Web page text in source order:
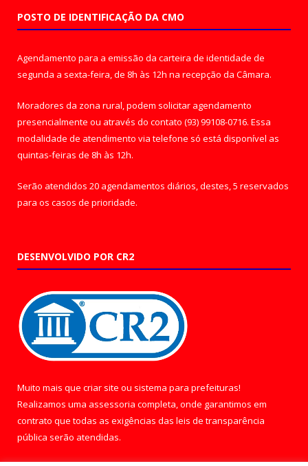
POSTO DE IDENTIFICAÇÃO DA CMO
Agendamento para a emissão da carteira de identidade de
segunda a sexta-feira, de 8h às 12h na recepção da Câmara.
Moradores da zona rural, podem solicitar agendamento
presencialmente ou através do contato (93) 99108-0716. Essa
modalidade de atendimento via telefone só está disponível as
quintas-feiras de 8h às 12h.
Serão atendidos 20 agendamentos diários, destes, 5 reservados
para os casos de prioridade.
DESENVOLVIDO POR CR2
Muito mais que criar site ou sistema para prefeituras!
Realizamos uma assessoria completa, onde garantimos em
contrato que todas as exigências das leis de transparência
pública serão atendidas.